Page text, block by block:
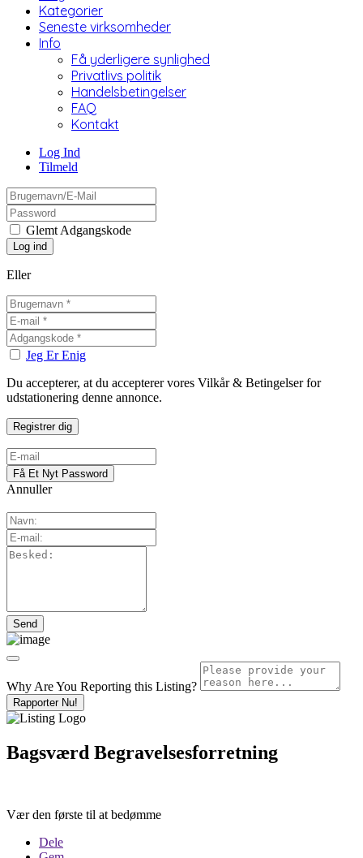
Kategorier
Seneste virksomheder
Info
Få yderligere synlighed
Privatlivs politik
Handelsbetingelser
FAQ
Kontakt
Log Ind
Tilmeld
Glemt Adgangskode
Eller
Jeg Er Enig
Du accepterer, at du accepterer vores Vilkår & Betingelser for
udstationering denne annonce.
Annuller
Why Are You Reporting this Listing?
Rapporter Nu!
Bagsværd Begravelsesforretning
Vær den første til at bedømme
Dele